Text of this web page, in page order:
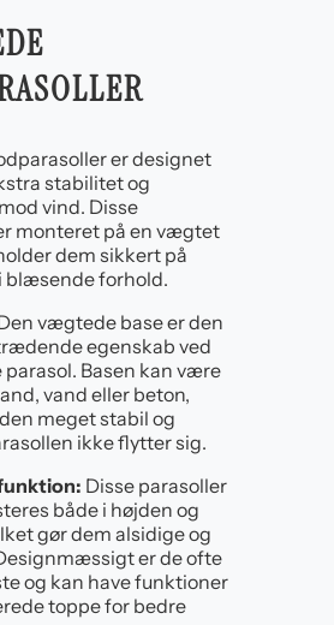
er designet
stabilitet og
vind. Disse
monteret på en vægtet
dem sikkert på
blæsende forhold.
vægtede base er den
egenskab ved
Basen kan være
vand eller beton,
meget stabil og
ikke flytter sig.
Disse parasoller
både i højden og
gør dem alsidige og
er de ofte
og kan have funktioner
toppe for bedre